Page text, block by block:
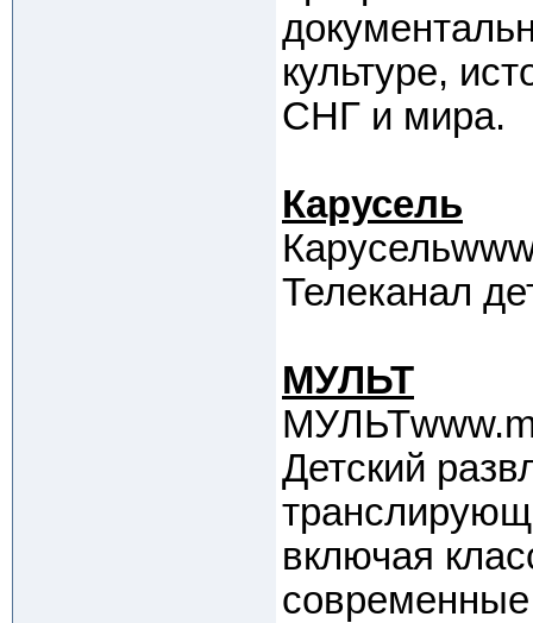
культуре,
СНГ и мира.
Карусель
Телеканал
МУЛЬТ
Детский
включая